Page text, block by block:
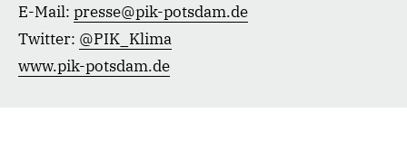
E-Mail: presse@pik-potsdam.de
Twitter: @PIK_Klima
www.pik-potsdam.de